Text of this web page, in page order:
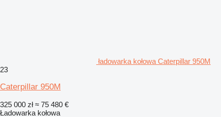
ładowarka kołowa Caterpillar 950M
23
Caterpillar 950M
325 000 zł ≈ 75 480 €
Ładowarka kołowa